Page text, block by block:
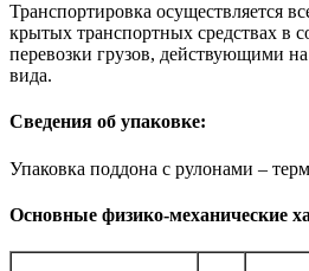
Транспортировка осуществляется
крытых транспортных средствах в
перевозки грузов, действующими
вида.
Сведения об упаковке:
Упаковка поддона с рулонами –
Основные физико-механические